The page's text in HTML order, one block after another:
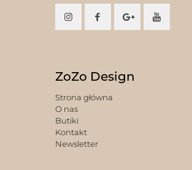
ZoZo Design
Strona główna
O nas
Butiki
Kontakt
Newsletter